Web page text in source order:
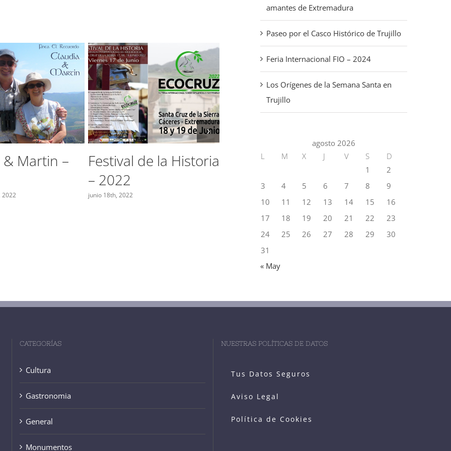
Feria Internacional
FIO – 2024
marzo 2nd, 2024
Los Orígenes de la
Semana Santa en
Trujillo
marzo 18th, 2023
Claudia &
2022
amantes de Extremadura
Paseo por el Casco Histórico de Trujillo
Feria Internacional FIO – 2024
Los Orígenes de la Semana Santa en
Trujillo
agosto 2026
L
M X J V S
D
1
2
3
4 5 6 7 8
9
10
11 12 13 14 15
16
17
18 19 20 21 22
23
24
25 26 27 28 29
30
31
« May
CATEGORÍAS
Cultura
Gastronomia
General
Monumentos
NUESTRAS POLÍTICAS DE DATOS
Tus Datos Seguros
Aviso Legal
Política de Cookies